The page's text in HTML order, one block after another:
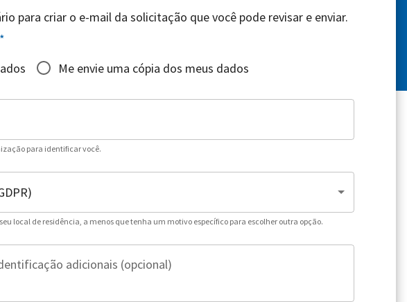
para criar o e-mail da solicitação que você pode revisar e enviar.
*
Me envie uma cópia dos meus dados
para identificar você.
local de residência, a menos que tenha um motivo específico para escolher outra opção.
adicionais (opcional)